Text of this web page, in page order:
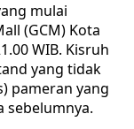
mulai
(GCM) Kota
WIB. Kisruh
yang tidak
pameran yang
sebelumnya.